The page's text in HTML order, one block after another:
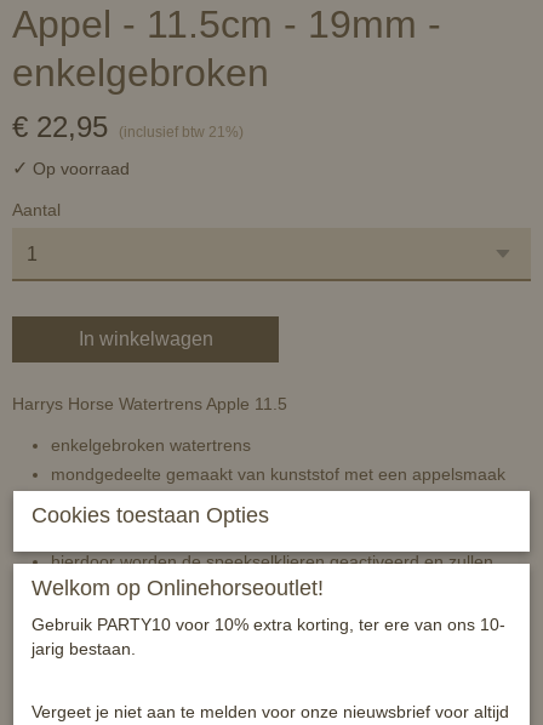
Appel - 11.5cm - 19mm -
enkelgebroken
€ 22,95 (inclusief btw 21%)
✓ Op voorraad
Aantal
In winkelwagen
Harrys Horse Watertrens Apple 11.5
enkelgebroken watertrens
mondgedeelte gemaakt van kunststof met een appelsmaak
bitringen van RVS
door de appelsmaak accepteren paarden het bit makkelijker
hierdoor worden de speekselklieren geactiveerd en zullen
paarden eerder ontspannen
zacht en comfortabel bit
zachte inwerking
Cookies toestaan Opties
Welkom op Onlinehorseoutlet!
Gebruik PARTY10 voor 10% extra korting, ter ere van ons 10-
jarig bestaan.
Vergeet je niet aan te melden voor onze nieuwsbrief voor altijd